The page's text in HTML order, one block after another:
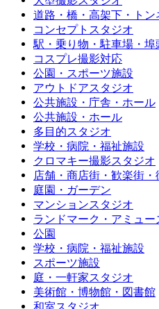
道路・橋・高架下・トン
コンセプトスタジオ
駅・乗り物・駐車場・埠
コスプレ撮影対応
公園・スポーツ施設
アウトドアスタジオ
公共施設・庁舎・ホール
公共施設・ホール
多目的スタジオ
学校・病院・福祉施設
クロマキー撮影スタジオ
店舗・商店街・歓楽街・
庭園・ガーデン
マンションスタジオ
ランドマーク・アミュ
公園
学校・病院・福祉施設
スポーツ施設
庭・一軒家スタジオ
美術館・博物館・図書館